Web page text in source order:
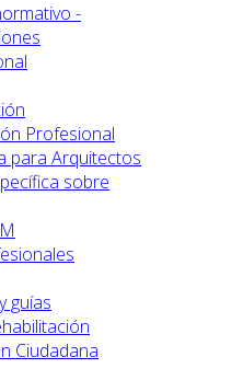
-
Profesional
para Arquitectos
sobre
guías
Ciudadana